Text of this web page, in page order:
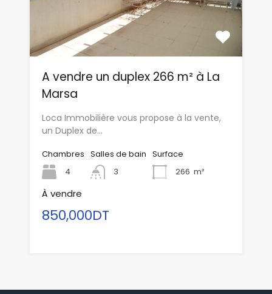
A vendre un duplex 266 m² à La
Marsa
Loca Immobilière vous propose à la vente,
un Duplex de…
Chambres
4
Salles de bain
3
Surface
266 m²
À vendre
850,000DT